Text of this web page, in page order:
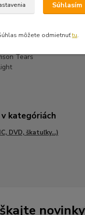
The Secrets Of Hell
The Devastated Souls
Tears
kategóriách
DVD, škatuľky...)
Súhlasím
môžete odmietnuťtu.